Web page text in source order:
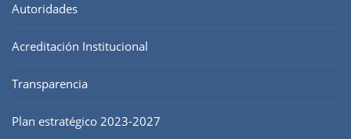
Autoridades
Acreditación Institucional
Transparencia
Plan estratégico 2023-2027